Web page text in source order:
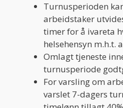
Turnusperioden
arbeidstaker
timer for å ivareta
helsehensyn m.h.t.
Omlagt tjeneste
turnusperiode
For varsling om
varslet 7-dagers